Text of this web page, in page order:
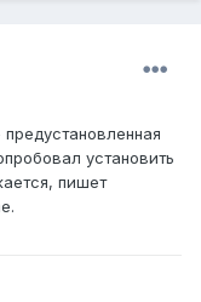
установить
пишет